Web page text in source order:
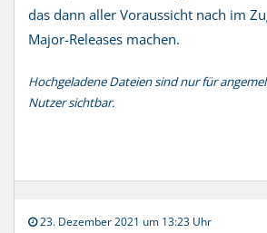
das dann aller Voraussicht nach im
Major-Releases machen.
Hochgeladene Dateien sind nur für
Nutzer sichtbar.
23. Dezember 2021 um 13:23 Uhr